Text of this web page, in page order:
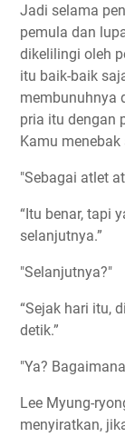
Jadi selama
pemula dan
dikelilingi oleh
itu baik-baik
membunuhnya
pria itu dengan
Kamu menebak
"Sebagai atlet
“Itu benar, tapi
selanjutnya.”
"Selanjutnya?"
“Sejak hari itu,
detik.”
"Ya?
Lee Myung-
menyiratkan,